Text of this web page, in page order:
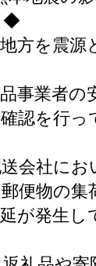
◆
方を震源
事業者の
認を行っ
会社に
便物の集
が発生し